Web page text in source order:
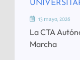
13 mayo, 2026
La CTA
Marcha